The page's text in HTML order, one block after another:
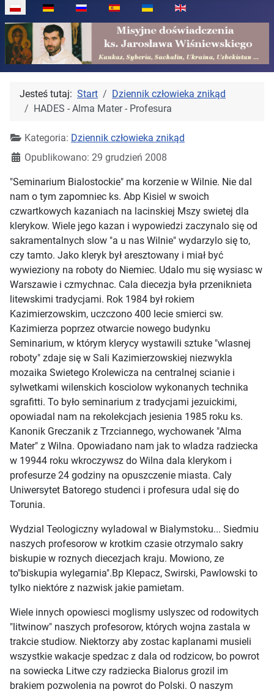
Wybierz swój język
Jesteś tutaj: Start
Dziennik człowieka znikąd
HADES - Alma Mater - Profesura
Kategoria: Dziennik człowieka znikąd
Opublikowano: 29 grudzień 2008
"Seminarium Bialostockie" ma korzenie w Wilnie. Nie dal
nam o tym zapomniec ks. Abp Kisiel w swoich
czwartkowych kazaniach na lacinskiej Mszy swietej dla
klerykow. Wiele jego kazan i wypowiedzi zaczynalo się od
sakramentalnych slow "a u nas Wilnie" wydarzylo się to,
czy tamto. Jako kleryk był aresztowany i miał być
wywieziony na roboty do Niemiec. Udalo mu się wysiasc w
Warszawie i czmychnac. Cala diecezja była przeniknieta
litewskimi tradycjami. Rok 1984 był rokiem
Kazimierzowskim, uczczono 400 lecie smierci sw.
Kazimierza poprzez otwarcie nowego budynku
Seminarium, w którym klerycy wystawili sztuke "wlasnej
roboty" zdaje się w Sali Kazimierzowskiej niezwykla
mozaika Swietego Krolewicza na centralnej scianie i
sylwetkami wilenskich kosciolow wykonanych technika
sgrafitti. To było seminarium z tradycjami jezuickimi,
opowiadal nam na rekolekcjach jesienia 1985 roku ks.
Kanonik Greczanik z Trzciannego, wychowanek "Alma
Mater" z Wilna. Opowiadano nam jak to wladza radziecka
w 19944 roku wkroczywsz do Wilna dala klerykom i
profesurze 24 godziny na opuszczenie miasta. Caly
Uniwersytet Batorego studenci i profesura udal się do
Torunia.
Wydzial Teologiczny wyladowal w Bialymstoku... Siedmiu
naszych profesorow w krotkim czasie otrzymalo sakry
biskupie w roznych diecezjach kraju. Mowiono, ze
to"biskupia wylegarnia".Bp Klepacz, Swirski, Pawlowski to
tylko niektóre z nazwisk jakie pamietam.
Wiele innych opowiesci moglismy uslyszec od rodowitych
"litwinow" naszych profesorow, których wojna zastala w
trakcie studiow. Niektorzy aby zostac kaplanami musieli
wszystkie wakacje spedzac z dala od rodzicow, bo powrot
na sowiecka Litwe czy radziecka Bialorus grozil im
brakiem pozwolenia na powrot do Polski. O naszym